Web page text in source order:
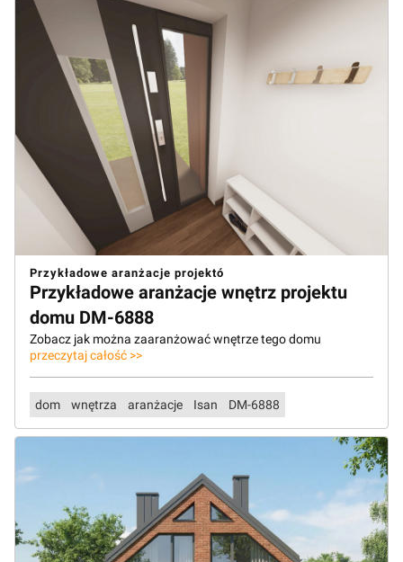
Przykładowe aranżacje projektó
Przykładowe aranżacje wnętrz projektu
domu DM-6888
Zobacz jak można zaaranżować wnętrze tego domu
przeczytaj całość >>
dom wnętrza aranżacje Isan DM-6888